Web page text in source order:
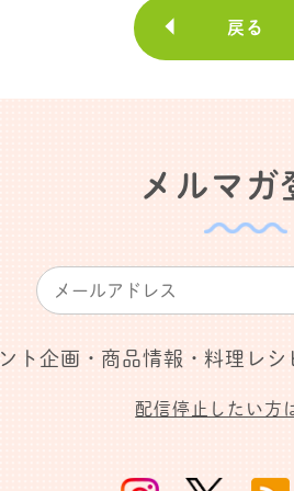
戻る
メルマガ
ト企画・商品情報・料理レ
配信停止したい方